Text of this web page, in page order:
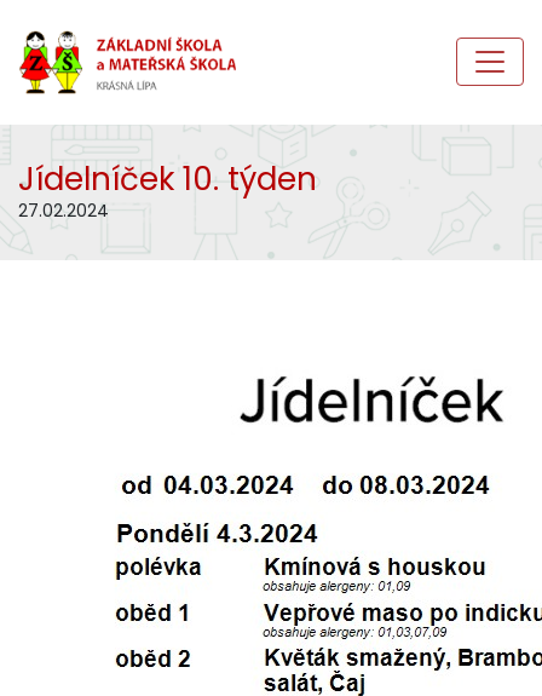
Jídelníček 10. týden
27.02.2024